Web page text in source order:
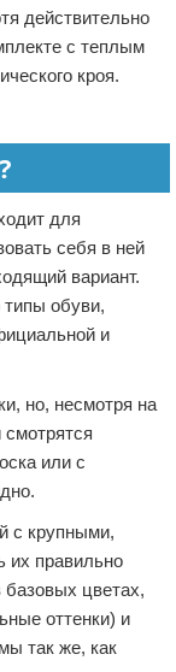
действительно
с теплым
кроя.
для
себя в ней
вариант.
обуви,
и
но, несмотря на
или с
с крупными,
их правильно
базовых цветах,
оттенки) и
так же, как